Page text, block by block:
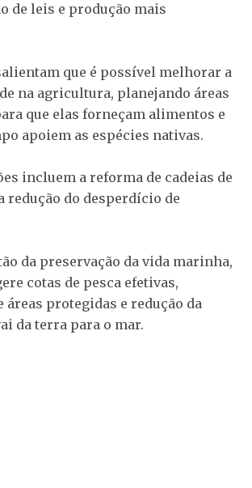
de leis e produção mais
que é possível melhorar a
na agricultura, planejando áreas
que elas forneçam alimentos e
apoiem ​​as espécies nativas.
incluem a reforma de cadeias de
redução do desperdício de
da preservação da vida marinha,
cotas de pesca efetivas,
áreas protegidas e redução da
da terra para o mar.